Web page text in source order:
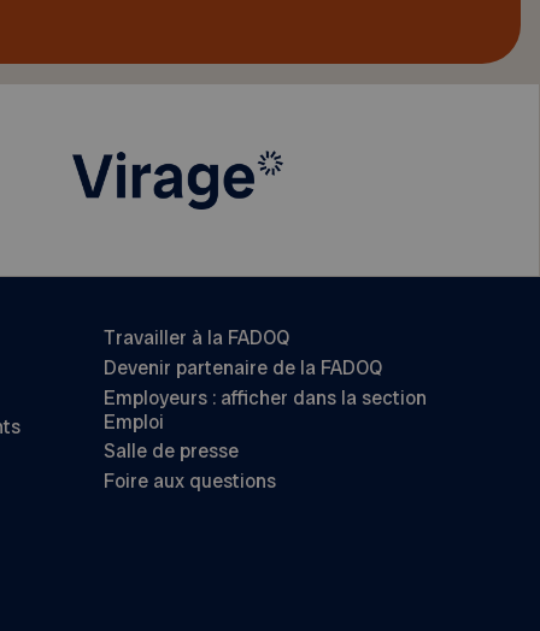
Travailler à la FADOQ
Devenir partenaire de la FADOQ
Employeurs : afficher dans la section
Emploi
Salle de presse
Foire aux questions